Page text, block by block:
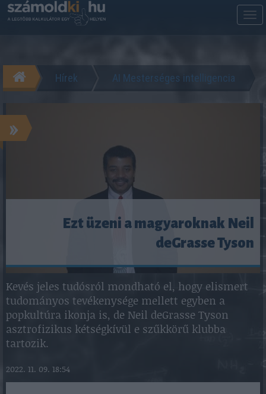
Hírek AI Mesterséges intelligencia
»
Ezt üzeni a magyaroknak Neil
deGrasse Tyson
Kevés jeles tudósról mondható el, hogy elismert
tudományos tevékenysége mellett egyben a
popkultúra ikonja is, de Neil deGrasse Tyson
asztrofizikus kétségkívül e szűkkörű klubba
tartozik.
2022. 11. 09. 18:54